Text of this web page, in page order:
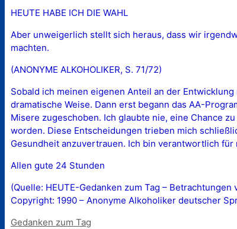
HEUTE HABE ICH DIE WAHL
Aber unweigerlich stellt sich heraus, dass wir
machten.
(ANONYME ALKOHOLIKER, S. 71/72)
Sobald ich meinen eigenen Anteil an der
dramatische Weise. Dann erst begann das AA-
Misere zugeschoben. Ich glaubte nie, eine Chance
worden. Diese Entscheidungen trieben mich
Gesundheit anzuvertrauen. Ich bin verantwortlich für
Allen gute 24 Stunden
(Quelle: HEUTE-Gedanken zum Tag –
Copyright: 1990 – Anonyme Alkoholiker deutscher
Kategorien
Gedanken zum Tag